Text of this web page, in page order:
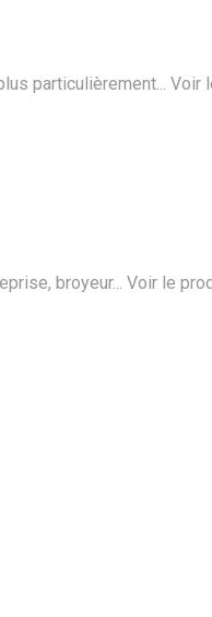
particulièrement... Voir
broyeur... Voir le